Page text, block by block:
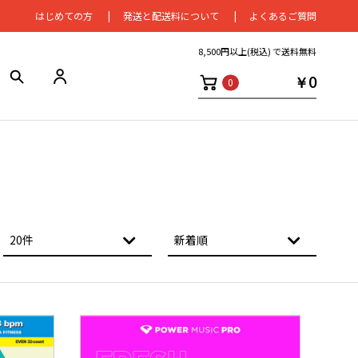
はじめての⽅ 発送と配送料について よくあるご質問
8,500円以上(税込) で送料無料
0 ￥0